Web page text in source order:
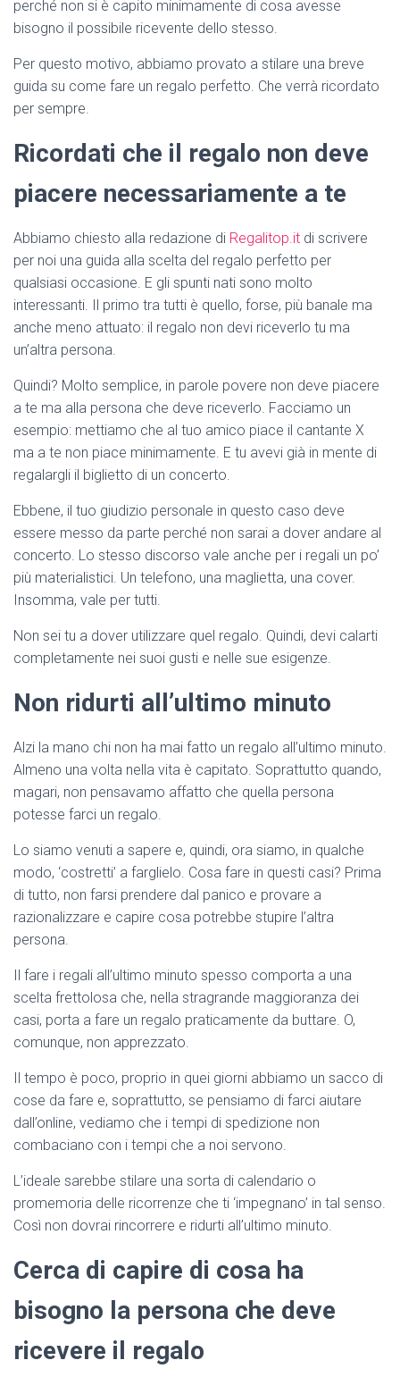
perché non si è capito minimamente di cosa avesse
bisogno il possibile ricevente dello stesso.
Per questo motivo, abbiamo provato a stilare una breve
guida su come fare un regalo perfetto. Che verrà ricordato
per sempre.
Ricordati che il regalo non deve
piacere necessariamente a te
Abbiamo chiesto alla redazione di Regalitop.it di scrivere
per noi una guida alla scelta del regalo perfetto per
qualsiasi occasione. E gli spunti nati sono molto
interessanti. Il primo tra tutti è quello, forse, più banale ma
anche meno attuato: il regalo non devi riceverlo tu ma
un’altra persona.
Quindi? Molto semplice, in parole povere non deve piacere
a te ma alla persona che deve riceverlo. Facciamo un
esempio: mettiamo che al tuo amico piace il cantante X
ma a te non piace minimamente. E tu avevi già in mente di
regalargli il biglietto di un concerto.
Ebbene, il tuo giudizio personale in questo caso deve
essere messo da parte perché non sarai a dover andare al
concerto. Lo stesso discorso vale anche per i regali un po’
più materialistici. Un telefono, una maglietta, una cover.
Insomma, vale per tutti.
Non sei tu a dover utilizzare quel regalo. Quindi, devi calarti
completamente nei suoi gusti e nelle sue esigenze.
Non ridurti all’ultimo minuto
Alzi la mano chi non ha mai fatto un regalo all’ultimo minuto.
Almeno una volta nella vita è capitato. Soprattutto quando,
magari, non pensavamo affatto che quella persona
potesse farci un regalo.
Lo siamo venuti a sapere e, quindi, ora siamo, in qualche
modo, ‘costretti’ a farglielo. Cosa fare in questi casi? Prima
di tutto, non farsi prendere dal panico e provare a
razionalizzare e capire cosa potrebbe stupire l’altra
persona.
Il fare i regali all’ultimo minuto spesso comporta a una
scelta frettolosa che, nella stragrande maggioranza dei
casi, porta a fare un regalo praticamente da buttare. O,
comunque, non apprezzato.
Il tempo è poco, proprio in quei giorni abbiamo un sacco di
cose da fare e, soprattutto, se pensiamo di farci aiutare
dall’online, vediamo che i tempi di spedizione non
combaciano con i tempi che a noi servono.
L’ideale sarebbe stilare una sorta di calendario o
promemoria delle ricorrenze che ti ‘impegnano’ in tal senso.
Così non dovrai rincorrere e ridurti all’ultimo minuto.
Cerca di capire di cosa ha
bisogno la persona che deve
ricevere il regalo